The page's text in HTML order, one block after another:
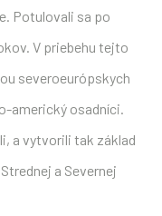
Potulovali sa po
V priebehu tejto
severoeurópskych
americký osadníci.
a vytvorili tak základ
a Severnej